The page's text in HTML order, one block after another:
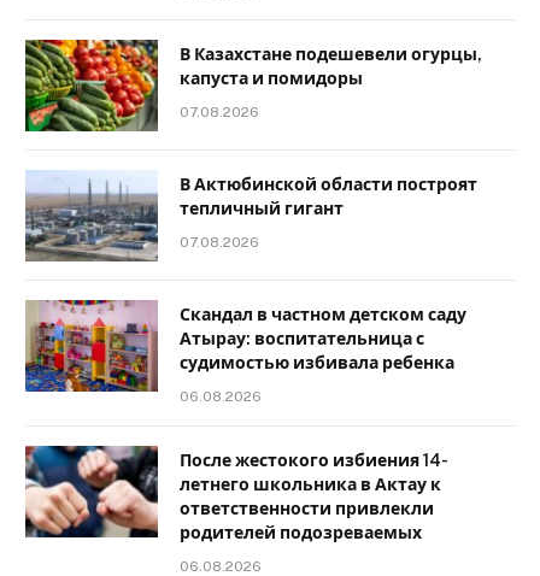
В Казахстане подешевели огурцы,
капуста и помидоры
07.08.2026
В Актюбинской области построят
тепличный гигант
07.08.2026
Скандал в частном детском саду
Атырау: воспитательница с
судимостью избивала ребенка
06.08.2026
После жестокого избиения 14-
летнего школьника в Актау к
ответственности привлекли
родителей подозреваемых
06.08.2026